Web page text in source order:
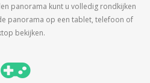
panorama kunt u volledig rondkijken
panorama op een tablet, telefoon of
bekijken.